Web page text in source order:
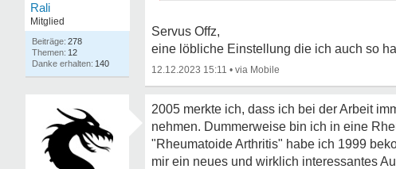
Rali
Mitglied
278
12
140
Servus Offz,
eine löbliche Einstellung die ich auch so
12.12.2023 15:11 •
2005 merkte ich, dass ich bei der Arbeit
nehmen. Dummerweise bin ich in eine
"Rheumatoide Arthritis" habe ich 1999
mir ein neues und wirklich interessantes